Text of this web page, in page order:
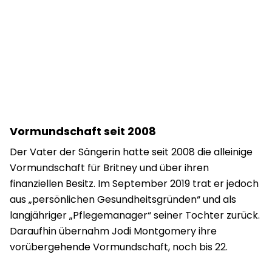
Vormundschaft seit 2008
Der Vater der Sängerin hatte seit 2008 die alleinige
Vormundschaft für Britney und über ihren
finanziellen Besitz. Im September 2019 trat er jedoch
aus „persönlichen Gesundheitsgründen“ und als
langjähriger „Pflegemanager“ seiner Tochter zurück.
Daraufhin übernahm Jodi Montgomery ihre
vorübergehende Vormundschaft, noch bis 22.